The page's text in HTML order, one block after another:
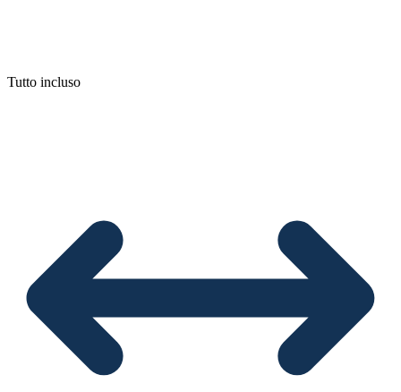
Tutto incluso